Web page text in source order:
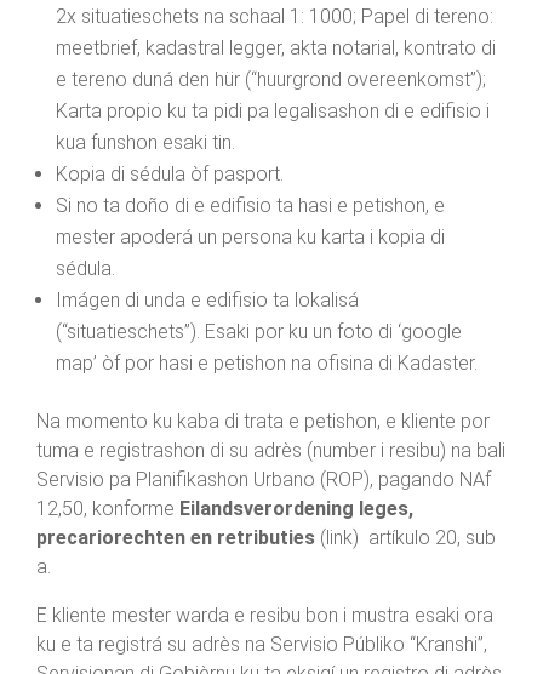
2x situatieschets na schaal 1: 1000; Papel di tereno:
meetbrief, kadastral legger, akta notarial, kontrato di
e tereno duná den hür (“huurgrond overeenkomst”);
Karta propio ku ta pidi pa legalisashon di e edifisio i
kua funshon esaki tin.
Kopia di sédula òf pasport.
Si no ta doño di e edifisio ta hasi e petishon, e
mester apoderá un persona ku karta i kopia di
sédula.
Imágen di unda e edifisio ta lokalisá
(“situatieschets”). Esaki por ku un foto di ‘google
map’ òf por hasi e petishon na ofisina di Kadaster.
Na momento ku kaba di trata e petishon, e kliente por
tuma e registrashon di su adrès (number i resibu) na bali
Servisio pa Planifikashon Urbano (ROP), pagando NAf
12,50, konforme Eilandsverordening leges,
precariorechten en retributies (link) artíkulo 20, sub
a.
E kliente mester warda e resibu bon i mustra esaki ora
ku e ta registrá su adrès na Servisio Públiko “Kranshi”,